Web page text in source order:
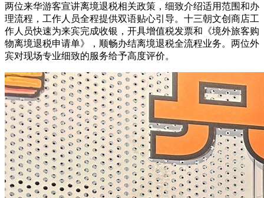
两位来华游客宣讲离境退税相关政策，细致介绍适用范围和办
理流程，工作人员全程提供双语贴心引导。十三朝文创商店工
作人员快速为来宾完成收银，开具增值税发票和《境外旅客购
物离境退税申请单》，顺畅办结离境退税全流程业务。两位外
宾对现场专业细致的服务给予高度评价。